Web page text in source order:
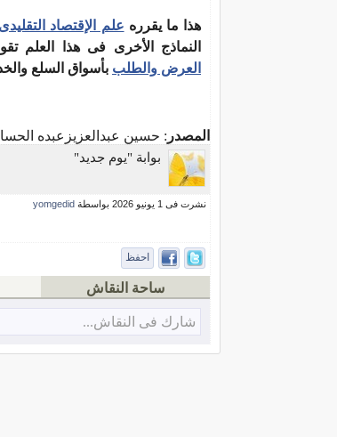
هذا ما يقرره علم الإقتصاد التقليدى
النماذج الأخرى فى هذا العلم
العرض والطلب بأسواق السلع
المصدر : حسين عبدالعزيزعبده
بوابة "يوم جديد"
نشرت فى 1 يونيو 2026 بواسطة yomgedid
احفظ
ساحة النقاش
شارك فى النقاش...